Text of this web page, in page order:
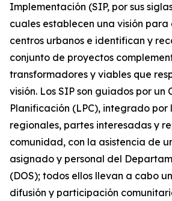
Implementación (SIP, por sus
cuales establecen una visión para
centros urbanos e identifican y
conjunto de proyectos
transformadores y viables que
visión. Los SIP son guiados por un
Planificación (LPC), integrado por
regionales, partes interesadas y
comunidad, con la asistencia de
asignado y personal del
(DOS); todos ellos llevan a cabo
difusión y participación